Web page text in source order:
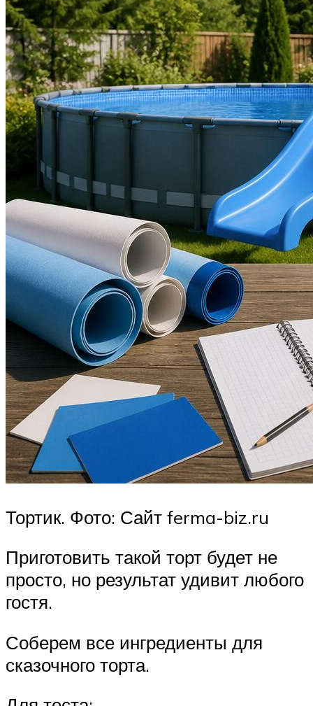
Тортик. Фото: Сайт ferma-biz.ru
Приготовить такой торт будет не
просто, но результат удивит любого
гостя.
Соберем все ингредиенты для
сказочного торта.